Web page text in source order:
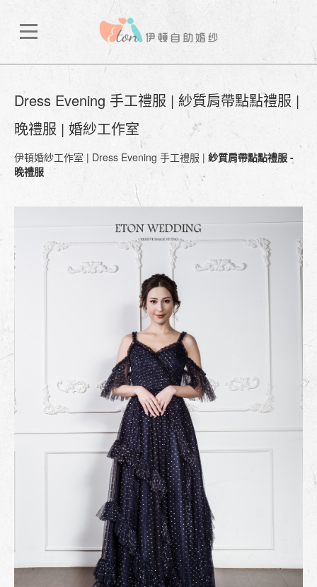
Dress Evening 手工禮服 | 紗質肩帶點點禮服 |
晚禮服 | 婚紗工作室
伊頓婚紗工作室 | Dress Evening 手工禮服 | 紗質肩帶點點禮服 -
晚禮服